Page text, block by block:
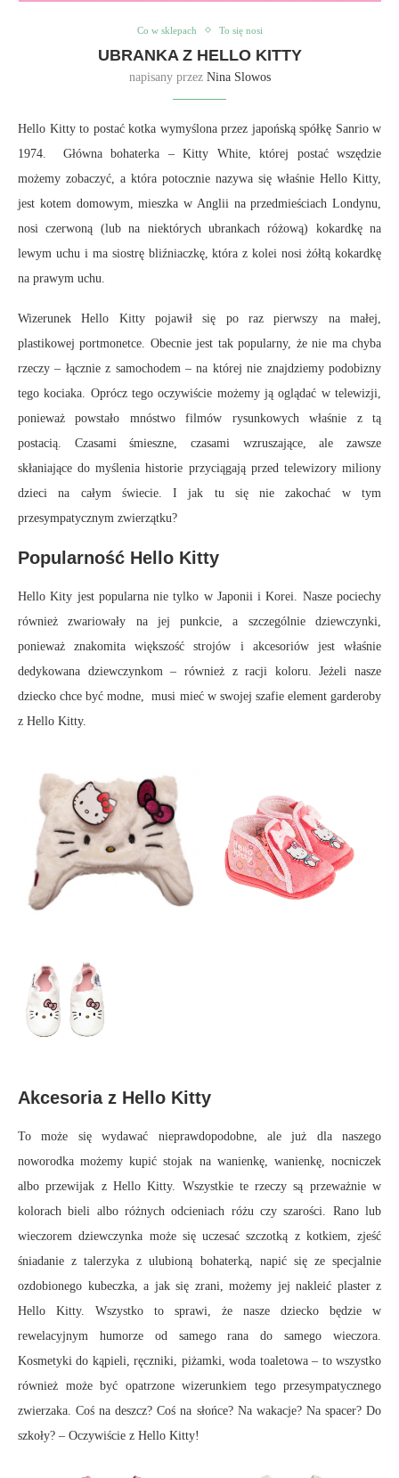
Co w sklepach To się nosi
UBRANKA Z HELLO KITTY
napisany przez Nina Slowos
Hello Kitty to postać kotka wymyślona przez japońską spółkę Sanrio w
1974. Główna bohaterka – Kitty White, której postać wszędzie
możemy zobaczyć, a która potocznie nazywa się właśnie Hello Kitty,
jest kotem domowym, mieszka w Anglii na przedmieściach Londynu,
nosi czerwoną (lub na niektórych ubrankach różową) kokardkę na
lewym uchu i ma siostrę bliźniaczkę, która z kolei nosi żółtą kokardkę
na prawym uchu.
Wizerunek Hello Kitty pojawił się po raz pierwszy na małej,
plastikowej portmonetce. Obecnie jest tak popularny, że nie ma chyba
rzeczy – łącznie z samochodem – na której nie znajdziemy podobizny
tego kociaka. Oprócz tego oczywiście możemy ją oglądać w telewizji,
ponieważ powstało mnóstwo filmów rysunkowych właśnie z tą
postacią. Czasami śmieszne, czasami wzruszające, ale zawsze
skłaniające do myślenia historie przyciągają przed telewizory miliony
dzieci na całym świecie. I jak tu się nie zakochać w tym
przesympatycznym zwierzątku?
Popularność Hello Kitty
Hello Kity jest popularna nie tylko w Japonii i Korei. Nasze pociechy
również zwariowały na jej punkcie, a szczególnie dziewczynki,
ponieważ znakomita większość strojów i akcesoriów jest właśnie
dedykowana dziewczynkom – również z racji koloru. Jeżeli nasze
dziecko chce być modne, musi mieć w swojej szafie element garderoby
z Hello Kitty.
Akcesoria z Hello Kitty
To może się wydawać nieprawdopodobne, ale już dla naszego
noworodka możemy kupić stojak na wanienkę, wanienkę, nocniczek
albo przewijak z Hello Kitty. Wszystkie te rzeczy są przeważnie w
kolorach bieli albo różnych odcieniach różu czy szarości. Rano lub
wieczorem dziewczynka może się uczesać szczotką z kotkiem, zjeść
śniadanie z talerzyka z ulubioną bohaterką, napić się ze specjalnie
ozdobionego kubeczka, a jak się zrani, możemy jej nakleić plaster z
Hello Kitty. Wszystko to sprawi, że nasze dziecko będzie w
rewelacyjnym humorze od samego rana do samego wieczora.
Kosmetyki do kąpieli, ręczniki, piżamki, woda toaletowa – to wszystko
również może być opatrzone wizerunkiem tego przesympatycznego
zwierzaka. Coś na deszcz? Coś na słońce? Na wakacje? Na spacer? Do
szkoły? – Oczywiście z Hello Kitty!